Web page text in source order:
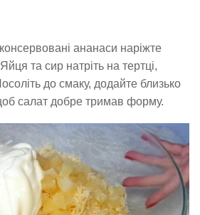
ананаси наріжте
та сир натріть на тертці,
до смаку, додайте близько
салат добре тримав форму.